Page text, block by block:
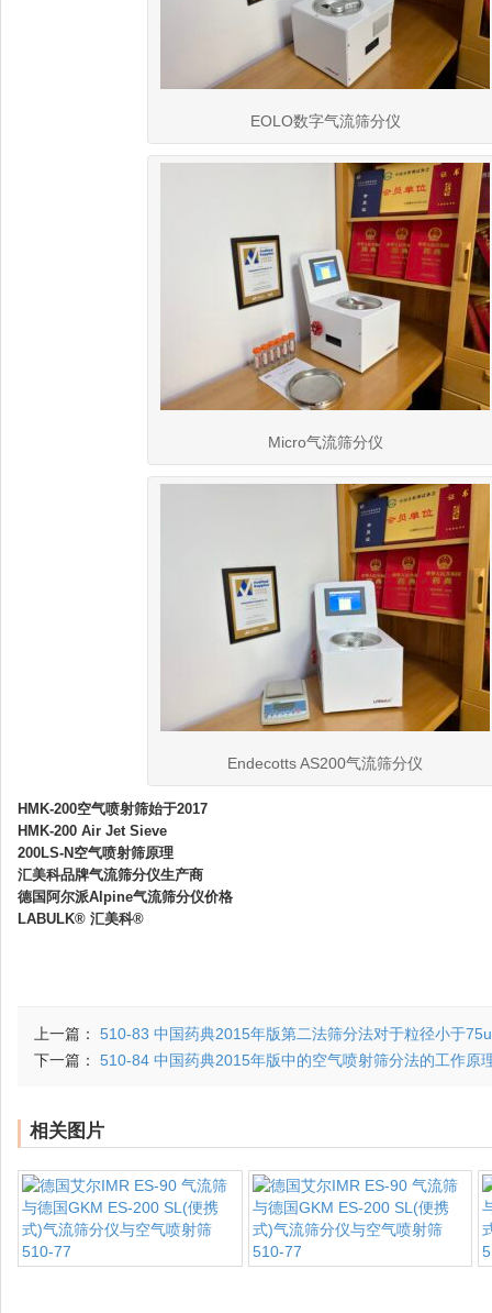
EOLO数字气流筛分仪
Micro气流筛分仪
Endecotts AS200气流筛分仪
HMK-200空气喷射筛始于2017
HMK-200 Air Jet Sieve
200LS-N空气喷射筛原理
汇美科品牌气流筛分仪生产商
德国阿尔派Alpine气流筛分仪价格
LABULK® 汇美科®
上一篇： 510-83 中国药典2015年版第二法筛分法对于粒径小于
下一篇： 510-84 中国药典2015年版中的空气喷射筛分法的工作原
相关图片